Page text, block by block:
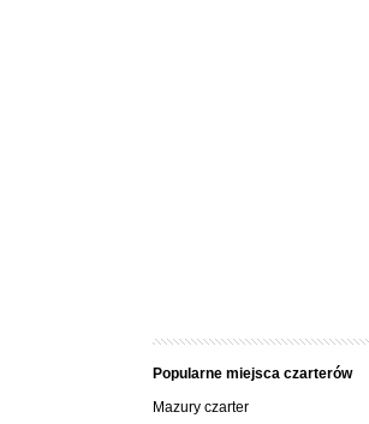
Popularne miejsca czarterów
Mazury czarter